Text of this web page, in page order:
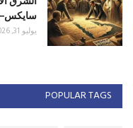
يوليو 31, 2026
POPULAR TAGS